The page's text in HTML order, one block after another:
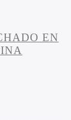
EN